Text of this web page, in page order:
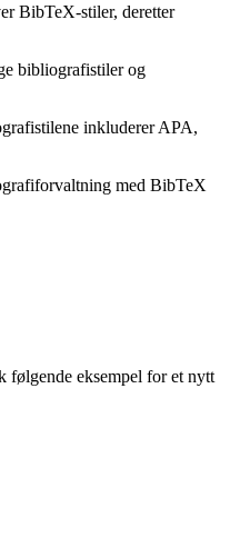
BibTeX-stiler, deretter
bibliografistiler og
inkluderer APA,
med BibTeX
følgende eksempel for et nytt